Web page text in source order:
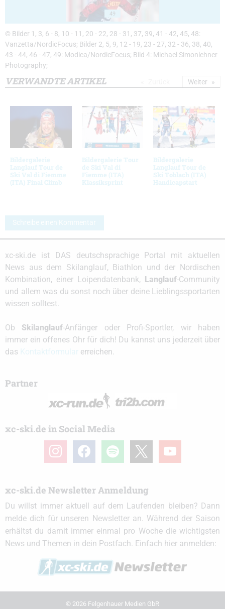
49
© Bilder 1, 3, 6 - 8, 10 - 11, 20 - 22, 28 - 31, 37, 39, 41 - 42, 45, 48:
Vanzetta/NordicFocus; Bilder 2, 5, 9, 12 - 19, 23 - 27, 32 - 36, 38, 40,
43 - 44, 46 - 47, 49: Modica/NordicFocus; Bild 4: Michael Simonlehner
Photography;
VERWANDTE ARTIKEL
Bildergalerie
Langlauf Tour de
Ski Val di Fiemme
(ITA) Final Climb
Bildergalerie Tour
de Ski Val di
Fiemme (ITA)
Klassiksprint
Bildergalerie
Langlauf Tour de
Ski Toblach (ITA)
Handicapstart
Weiter
Schreibe einen Kommentar
xc-ski.de ist DAS deutschsprachige Portal mit aktuellen
News aus dem Skilanglauf, Biathlon und der Nordischen
Kombination, einer Loipendatenbank,
Langlauf-Community
und allem was du sonst noch über deine Lieblingssportarten
wissen solltest.
Ob Skilanglauf-Anfänger oder Profi-Sportler, wir haben
immer ein offenes Ohr für dich! Du kannst uns jederzeit über
das
erreichen.
Partner
xc-ski.de in Social Media
instagramfacebook spotify youtube
xc-ski.de Newsletter Anmeldung
Du willst immer aktuell auf dem Laufenden bleiben? Dann
melde dich für unseren Newsletter an. Während der Saison
erhältst du damit immer einmal pro Woche die wichtigsten
News und Themen in dein Postfach. Einfach hier anmelden:
© 2026 Felgenhauer Medien GbR